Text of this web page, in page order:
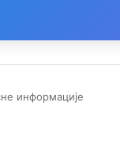
информације